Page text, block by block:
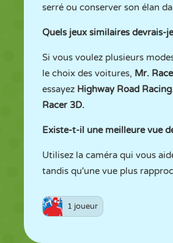
serré ou conserver son élan
Quels jeux similaires devrais-
Si vous voulez plusieurs
le choix des voitures, Mr.
essayez Highway Road Racing
Racer 3D.
Existe-t-il une meilleure vue
Utilisez la caméra qui vous
tandis qu'une vue plus
1 joueur